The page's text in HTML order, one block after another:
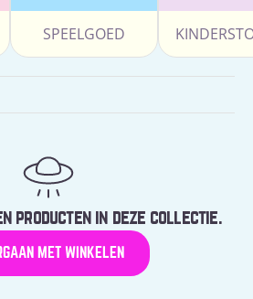
SPEELGOED
producten in deze collectie.
MET WINKELEN